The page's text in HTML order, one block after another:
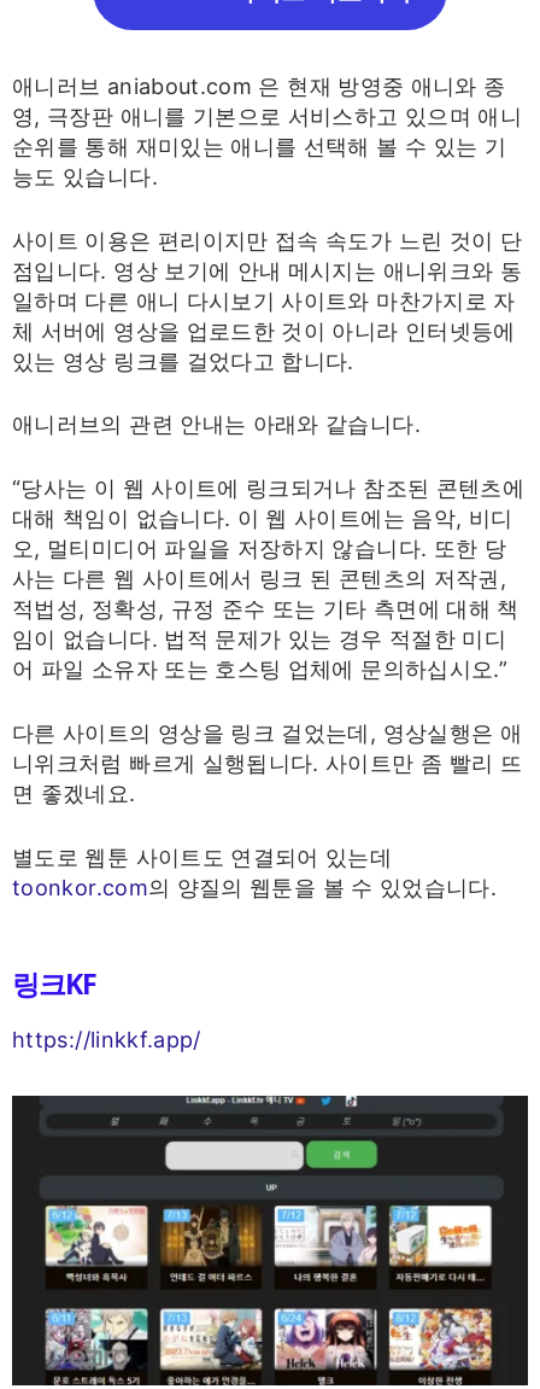
애니러브 aniabout.com 은 현재 방영중 애니와 종
영, 극장판 애니를 기본으로 서비스하고 있으며 애니
순위를 통해 재미있는 애니를 선택해 볼 수 있는 기
능도 있습니다.
사이트 이용은 편리이지만 접속 속도가 느린 것이 단
점입니다. 영상 보기에 안내 메시지는 애니위크와 동
일하며 다른 애니 다시보기 사이트와 마찬가지로 자
체 서버에 영상을 업로드한 것이 아니라 인터넷등에
있는 영상 링크를 걸었다고 합니다.
애니러브의 관련 안내는 아래와 같습니다.
“당사는 이 웹 사이트에 링크되거나 참조된 콘텐츠에
대해 책임이 없습니다. 이 웹 사이트에는 음악, 비디
오, 멀티미디어 파일을 저장하지 않습니다. 또한 당
사는 다른 웹 사이트에서 링크 된 콘텐츠의 저작권,
적법성, 정확성, 규정 준수 또는 기타 측면에 대해 책
임이 없습니다. 법적 문제가 있는 경우 적절한 미디
어 파일 소유자 또는 호스팅 업체에 문의하십시오.”
다른 사이트의 영상을 링크 걸었는데, 영상실행은 애
니위크처럼 빠르게 실행됩니다. 사이트만 좀 빨리 뜨
면 좋겠네요.
별도로 웹툰 사이트도 연결되어 있는데
toonkor.com의 양질의 웹툰을 볼 수 있었습니다.
링크KF
https://linkkf.app/